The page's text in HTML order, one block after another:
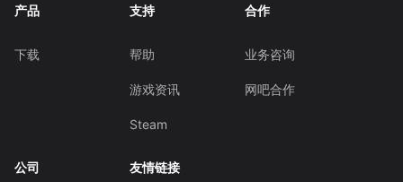
产品
下载
支持
帮助
游戏资讯
Steam
合作
业务咨询
网吧合作
公司 友情链接